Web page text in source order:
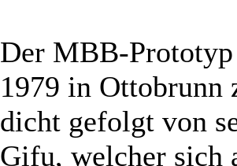
Der MBB-
1979 in Ottobrunn
dicht gefolgt von
Gifu, welcher sich